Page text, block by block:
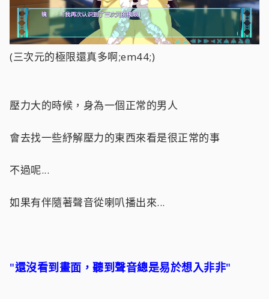
(三次元的極限還真多啊;em44;)
壓力大的時候，身為一個正常的男人
會去找一些紓解壓力的東西來看是很正常的事
不過呢...
如果有伴隨著聲音從喇叭播出來...
"還沒看到畫面，聽到聲音總是易於想入非非"